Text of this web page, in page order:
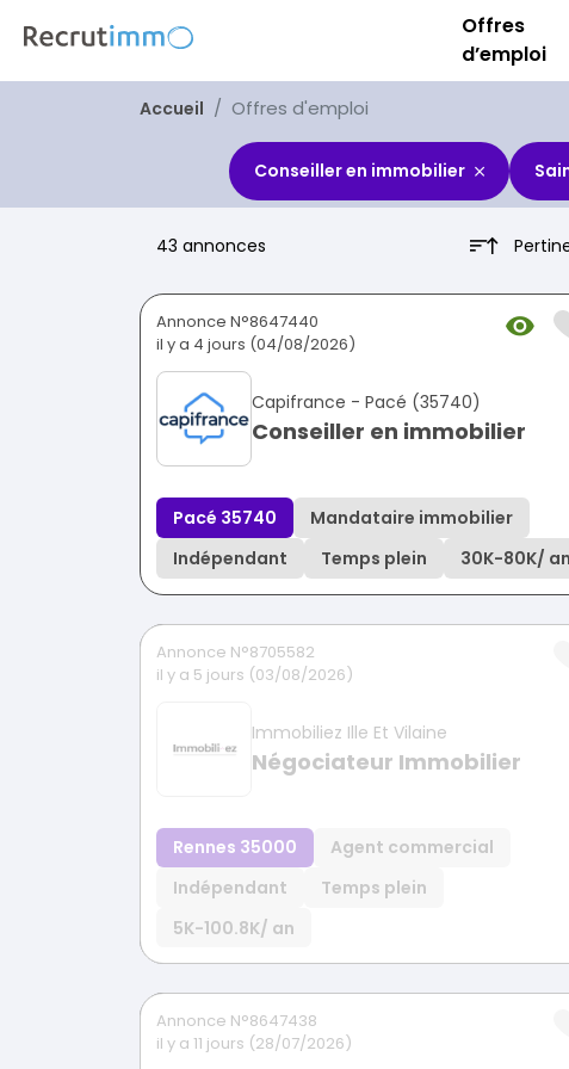
Offres
d’emploi
Accueil Offres d'emploi
Conseiller en immobilier
43 annonces
Annonce N°8647440
il y a 4 jours (04/08/2026)
Capifrance - Pacé (35740)
Conseiller en immobilier
Pacé 35740
Mandataire immobilier
Indépendant
Temps plein 30K-80K/ an
Annonce N°8705582
il y a 5 jours (03/08/2026)
Immobiliez Ille Et Vilaine
Négociateur Immobilier
Rennes 35000
Agent commercial
Indépendant
Temps plein
5K-100.8K/ an
Annonce N°8647438
il y a 11 jours (28/07/2026)